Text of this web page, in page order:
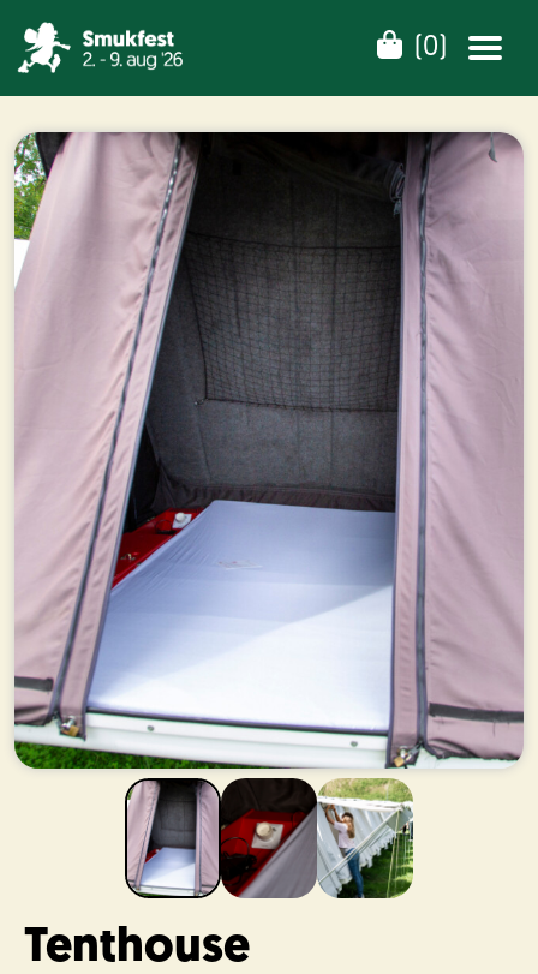
(0)
Tenthouse